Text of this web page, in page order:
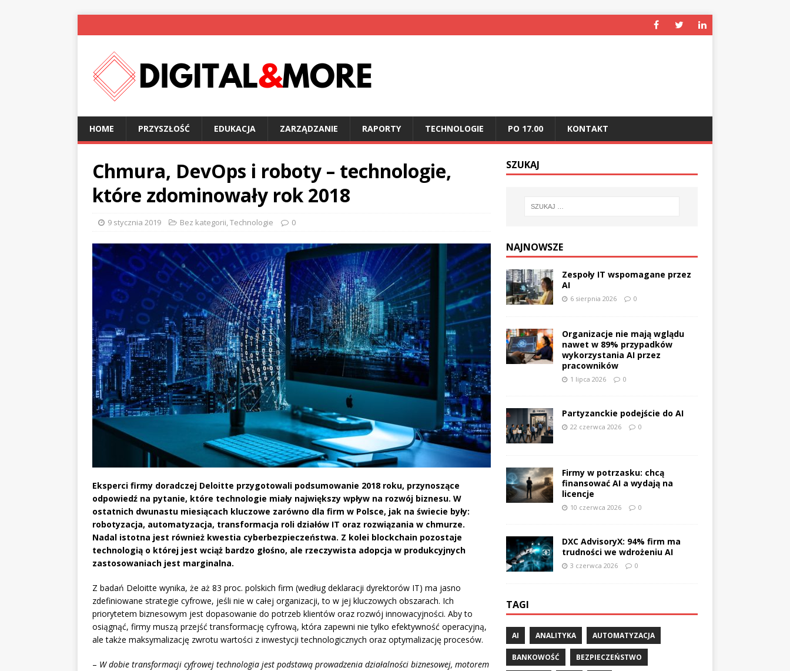
HOME PRZYSZŁOŚĆ EDUKACJA ZARZĄDZANIE RAPORTY TECHNOLOGIE PO 17.00 KONTAKT
Chmura, DevOps i roboty – technologie,
które zdominowały rok 2018
9 stycznia 2019 Bez kategorii,Technologie 0
Eksperci firmy doradczej Deloitte przygotowali podsumowanie 2018 roku, przynoszące
odpowiedź na pytanie, które technologie miały największy wpływ na rozwój biznesu. W
ostatnich dwunastu miesiącach kluczowe zarówno dla firm w Polsce, jak na świecie były:
robotyzacja, automatyzacja, transformacja roli działów IT oraz rozwiązania w chmurze.
Nadal istotna jest również kwestia cyberbezpieczeństwa. Z kolei blockchain pozostaje
technologią o której jest wciąż bardzo głośno, ale rzeczywista adopcja w produkcyjnych
zastosowaniach jest marginalna.
Z badań Deloitte wynika, że aż 83 proc. polskich firm (według deklaracji dyrektorów IT) ma jasno
zdefiniowane strategie cyfrowe, jeśli nie w całej organizacji, to w jej kluczowych obszarach. Ich
priorytetem biznesowym jest dopasowanie do potrzeb klientów oraz rozwój innowacyjności. Aby to
osiągnąć, firmy muszą przejść transformację cyfrową, która zapewni nie tylko efektywność operacyjną,
ale także maksymalizację zwrotu wartości z inwestycji technologicznych oraz optymalizację procesów.
– W dobie transformacji cyfrowej technologia jest podstawą prowadzenia działalności biznesowej, motorem
SZUKAJ
NAJNOWSZE
Zespoły IT wspomagane przez
AI
6 sierpnia 2026 0
Organizacje nie mają wglądu
nawet w 89% przypadków
wykorzystania AI przez
pracowników
1 lipca 2026 0
Partyzanckie podejście do AI
22 czerwca 2026 0
Firmy w potrzasku: chcą
finansować AI a wydają na
licencje
10 czerwca 2026 0
DXC AdvisoryX: 94% firm ma
trudności we wdrożeniu AI
3 czerwca 2026 0
TAGI
AI ANALITYKA AUTOMATYZACJA
BANKOWOŚĆ BEZPIECZEŃSTWO